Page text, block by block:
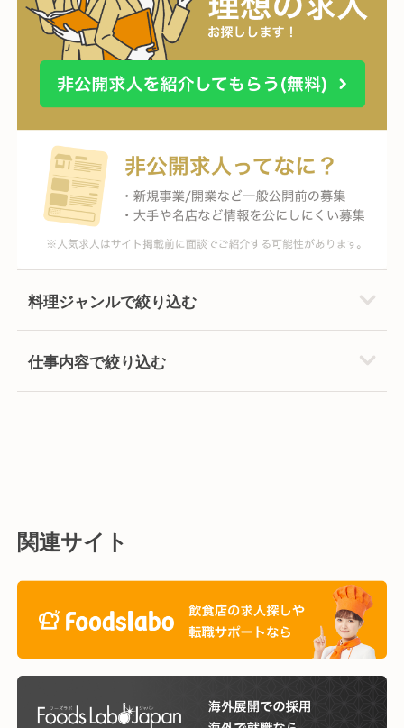
料理ジャンルで絞り込む
仕事内容で絞り込む
関連サイト